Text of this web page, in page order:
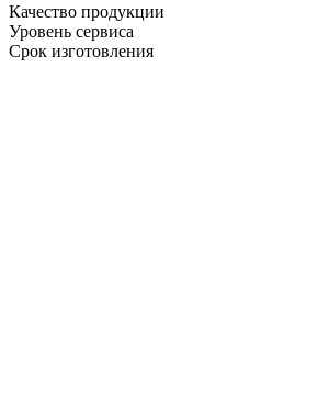
Качество продукции
Уровень сервиса
Срок изготовления